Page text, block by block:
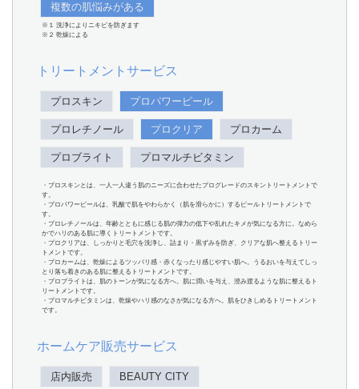
複数の肌悩みがある
※１ 洗浄によりニキビを防ぎます
※２ 乾燥による
トリートメントサービス
プロスキン プロパワーピール
プロレチノール プロクリア プロカーム
プロブライト プロマルチビタミン
・プロスキンとは、一人一人違う肌のニーズに合わせたプログレードのスキントリートメントで
す。
・プロパワーピールは、乳酸で肌をやわらかく（肌を滑らかに）するピールトリートメントで
す。
・プロレチノールは、年齢とともに感じる肌の弾力の低下や乱れたキメが気になる方に。なめら
かでハリのある肌に導くトリートメントです。
・プロクリアは、しっかりと毛穴を洗浄し、詰まり・黒ずみを防ぎ、クリアな肌へ整えるトリー
トメントです。
・プロカームは、乾燥によるツッパリ感・赤くなったり感じやすい肌へ。うるおいを与えてしっ
とり落ち着きのある肌に整えるトリートメントです。
・プロブライトは、肌のトーンが気になる方へ。肌に潤いを与え、澄み渡るような肌に整えるト
リートメントです。
・プロマルチビタミンは、乾燥やハリ感のなさが気になる方へ。肌をひきしめるトリートメント
です。
ホームケア販売サービス
店内販売 BEAUTY CITY